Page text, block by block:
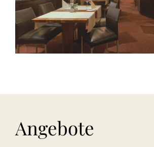
Angebote